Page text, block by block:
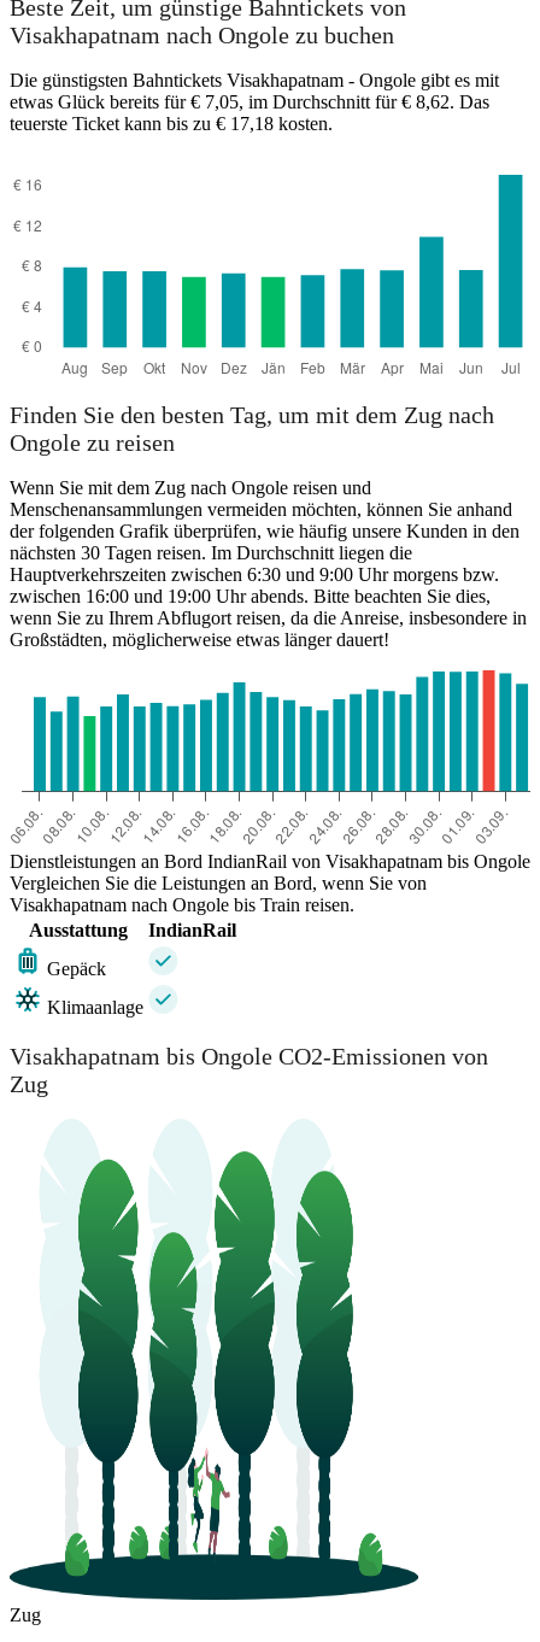
Beste Zeit, um günstige Bahntickets von
Visakhapatnam nach Ongole zu buchen
Die günstigsten Bahntickets Visakhapatnam - Ongole gibt es mit
etwas Glück bereits für € 7,05, im Durchschnitt für € 8,62. Das
teuerste Ticket kann bis zu € 17,18 kosten.
Finden Sie den besten Tag, um mit dem Zug nach
Ongole zu reisen
Wenn Sie mit dem Zug nach Ongole reisen und
Menschenansammlungen vermeiden möchten, können Sie anhand
der folgenden Grafik überprüfen, wie häufig unsere Kunden in den
nächsten 30 Tagen reisen. Im Durchschnitt liegen die
Hauptverkehrszeiten zwischen 6:30 und 9:00 Uhr morgens bzw.
zwischen 16:00 und 19:00 Uhr abends. Bitte beachten Sie dies,
wenn Sie zu Ihrem Abflugort reisen, da die Anreise, insbesondere in
Großstädten, möglicherweise etwas länger dauert!
Dienstleistungen an Bord IndianRail von Visakhapatnam bis Ongole
Vergleichen Sie die Leistungen an Bord, wenn Sie von
Visakhapatnam nach Ongole bis Train reisen.
Ausstattung
IndianRail
Gepäck
Klimaanlage
Visakhapatnam bis Ongole CO2-Emissionen von
Zug
Zug